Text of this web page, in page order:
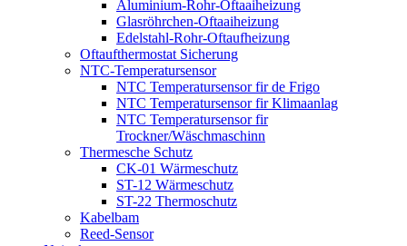
Aluminium-Rohr-Oftaaiheizung
Glasröhrchen-Oftaaiheizung
Edelstahl-Rohr-Oftaufheizung
Oftaufthermostat Sicherung
NTC-Temperatursensor
NTC Temperatursensor fir de Frigo
NTC Temperatursensor fir Klimaanlag
NTC Temperatursensor fir
Trockner/Wäschmaschinn
Thermesche Schutz
CK-01 Wärmeschutz
ST-12 Wärmeschutz
ST-22 Thermoschutz
Kabelbam
Reed-Sensor